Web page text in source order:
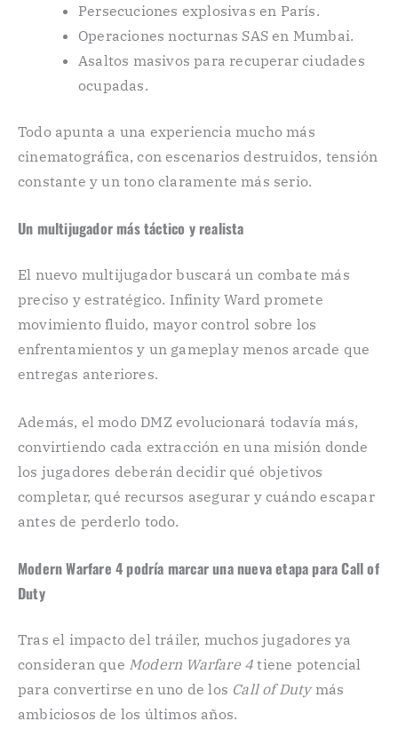
Persecuciones explosivas en París.
Operaciones nocturnas SAS en Mumbai.
Asaltos masivos para recuperar ciudades
ocupadas.
Todo apunta a una experiencia mucho más
cinematográfica, con escenarios destruidos, tensión
constante y un tono claramente más serio.
Un multijugador más táctico y realista
El nuevo multijugador buscará un combate más
preciso y estratégico. Infinity Ward promete
movimiento fluido, mayor control sobre los
enfrentamientos y un gameplay menos arcade que
entregas anteriores.
Además, el modo DMZ evolucionará todavía más,
convirtiendo cada extracción en una misión donde
los jugadores deberán decidir qué objetivos
completar, qué recursos asegurar y cuándo escapar
antes de perderlo todo.
Modern Warfare 4 podría marcar una nueva etapa para Call of
Duty
Tras el impacto del tráiler, muchos jugadores ya
consideran que Modern Warfare 4 tiene potencial
para convertirse en uno de los Call of Dutymás
ambiciosos de los últimos años.